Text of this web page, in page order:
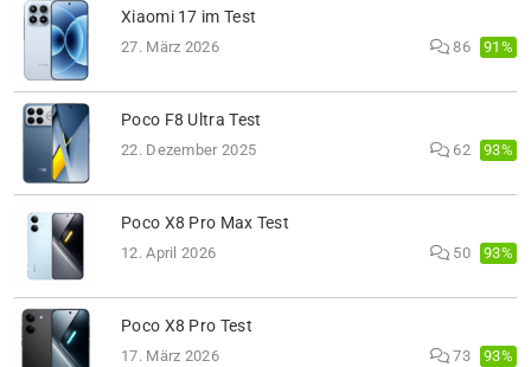
Xiaomi 17 im Test
27. März 2026 86 91%
Poco F8 Ultra Test
22. Dezember 2025 62 93%
Poco X8 Pro Max Test
12. April 2026 50 93%
Poco X8 Pro Test
17. März 2026 73 93%